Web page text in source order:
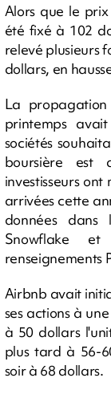
Alors que le
été fixé à 102
relevé plusieurs
dollars, en
La
printemps
sociétés
boursière est
investisseurs
arrivées cette
données
Snowflake
renseignements
Airbnb avait
ses actions à
à 50 dollars
plus tard à 56-
soir à 68 dollars.